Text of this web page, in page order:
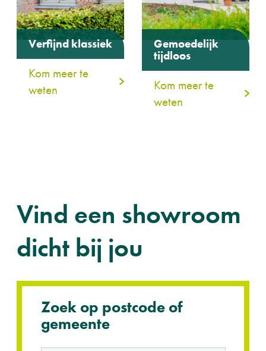
Verfijnd klassiek
Kom meer te
weten
Gemoedelijk
tijdloos
Kom meer te
weten
Vind een showroom
dicht bij jou
Zoek op postcode of
gemeente